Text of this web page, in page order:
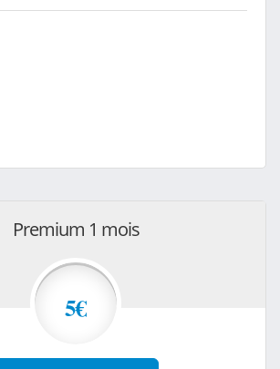
Premium 1 mois
5€